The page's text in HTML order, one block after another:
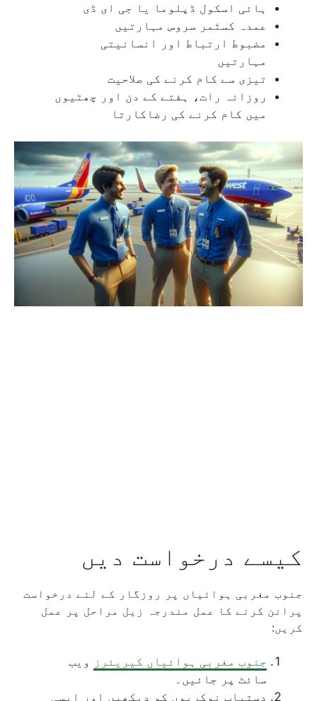
ہائی اسکول ڈپلوما یا جی ای ڈی
عمدہ کسٹمر سروس مہارتیں
مضبوط ارتباط اور انسانیتی
مہارتیں
تیزی سے کام کرنے کی صلاحیت
روزانہ رات، ہفتے کے دن اور چھٹیوں
میں کام کرنے کی رضاکارتا
کیسے درخواست دیں
جنوب مغربی ہوائیاں پر روزگار کے لئے درخواست
پرانن کرنے کا عمل مندرجہ زیل مراحل پر عمل
کریں:
جنوب مغربی ہوائیاں کیریئرز
ویب
سائٹ پر جائیں۔
دستیاب نوکریوں کو دیکھیں اور ایسی